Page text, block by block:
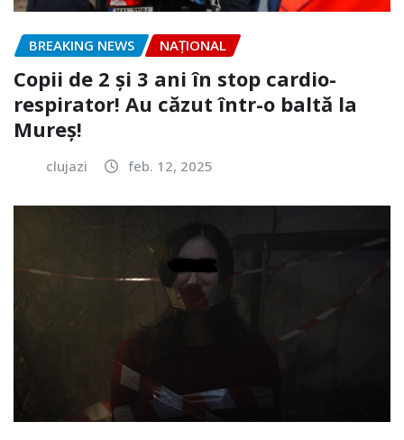
BREAKING NEWS NAŢIONAL
Copii de 2 și 3 ani în stop cardio-
respirator! Au căzut într-o baltă la
Mureș!
clujazi feb. 12, 2025